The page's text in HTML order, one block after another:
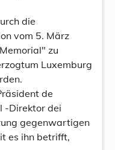
die
vom 5. März
zu
Luxemburg
de
-Direktor dei
gegenwartigen
es ihn betrifft,